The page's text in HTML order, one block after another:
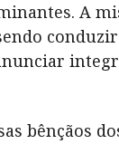
A
bênçãos